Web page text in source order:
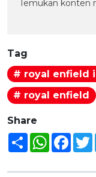
Temukan konten
Tag
# royal enfield
# royal enfield
Share
Share WhatsApp